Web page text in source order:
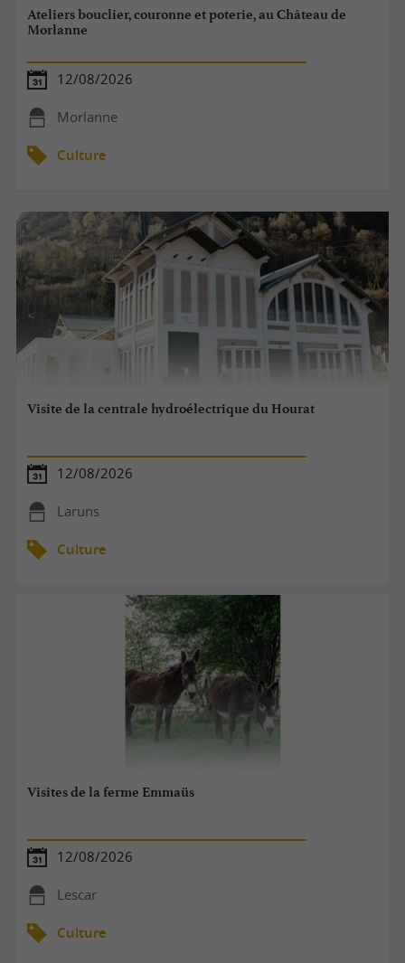
Ateliers bouclier, couronne et poterie, au Château de
Morlanne
12/08/2026
Morlanne
Culture
Visite de la centrale hydroélectrique du Hourat
12/08/2026
Laruns
Culture
Visites de la ferme Emmaüs
12/08/2026
Lescar
Culture